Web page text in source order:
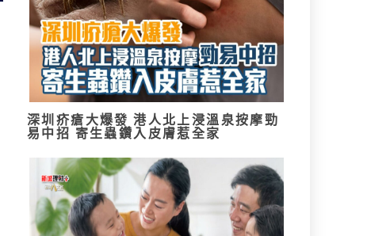
深圳疥瘡大爆發 港人北上浸溫泉按摩勁
易中招 寄生蟲鑽入皮膚惹全家